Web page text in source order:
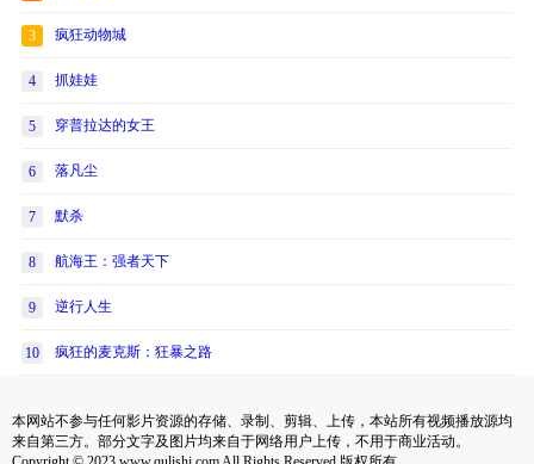
3 疯狂动物城
4 抓娃娃
5 穿普拉达的女王
6 落凡尘
7 默杀
8 航海王：强者天下
9 逆行人生
10 疯狂的麦克斯：狂暴之路
本网站不参与任何影片资源的存储、录制、剪辑、上传，本站所有视频播放源均
来自第三方。部分文字及图片均来自于网络用户上传，不用于商业活动。